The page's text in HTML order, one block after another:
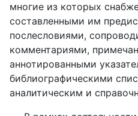
многие из которых
составленными им
послесловиями,
комментариями,
аннотированными
библиографическими
аналитическим и